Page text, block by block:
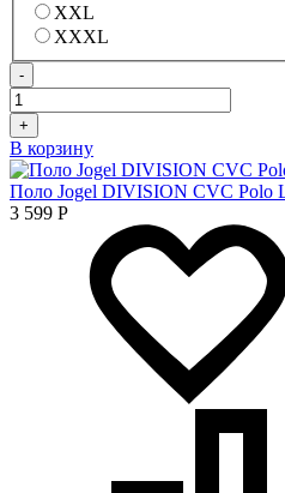
XXL
XXXL
-
+
В корзину
Поло Jogel DIVISION CVC Polo
3 599 Р